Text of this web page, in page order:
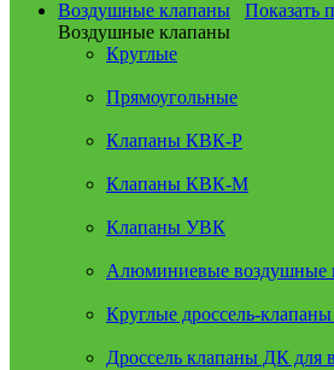
Воздушные клапаны
Показать
Воздушные клапаны
Круглые
Прямоугольные
Клапаны КВК-Р
Клапаны КВК-М
Клапаны УВК
Алюминиевые
Круглые дроссель-
Дроссель клапаны ДК для